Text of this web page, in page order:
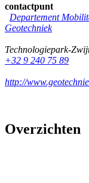
contactpunt
Departement
Geotechniek
Technologiepark-
+32 9 240 75 89
http://
Overzichten